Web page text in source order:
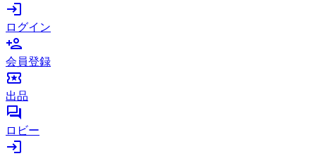
login
ログイン
person_add
会員登録
local_activity
出品
forum
ロビー
login